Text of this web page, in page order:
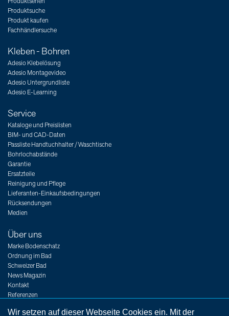
Produktsuche
Produkt kaufen
Fachhändlersuche
Kleben - Bohren
Adesio Klebelösung
Adesio Montagevideo
Adesio Untergrundliste
Adesio E-Learning
Service
Kataloge und Preislisten
BIM- und CAD-Daten
Passliste Handtuchhalter / Waschtische
Bohrlochabstände
Garantie
Ersatzteile
Reinigung und Pflege
Lieferanten-Einkaufsbedingungen
Rücksendungen
Medien
Über uns
Marke Bodenschatz
Ordnung im Bad
Schweizer Bad
News Magazin
Kontakt
Referenzen
Jobs
Wir setzen auf dieser Webseite Cookies ein. Mit der